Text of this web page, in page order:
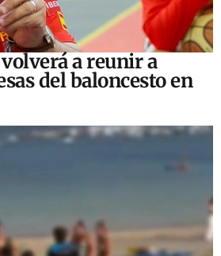
a reunir a
del baloncesto en